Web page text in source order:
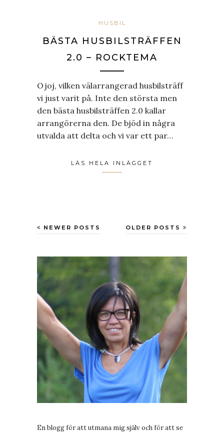
HUSBIL
BÄSTA HUSBILSTRÄFFEN
2.0 – ROCKTEMA
Ojoj, vilken välarrangerad husbilsträff
vi just varit på. Inte den största men
den bästa husbilsträffen 2.0 kallar
arrangörerna den. De bjöd in några
utvalda att delta och vi var ett par…
LÄS HELA INLÄGGET
OLDER POSTS
NEWER POSTS
En blogg för att utmana mig själv och för att se